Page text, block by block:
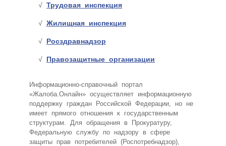
Трудовая инспекция
Жилищная инспекция
Росздравнадзор
Правозащитные организации
Информационно-справочный портал
«Жалоба.Онлайн» осуществляет информационную
поддержку граждан Российской Федерации, но не
имеет прямого отношения к государственным
структурам. Для обращения в Прокуратуру,
Федеральную службу по надзору в сфере
защиты прав потребителей (Роспотребнадзор),